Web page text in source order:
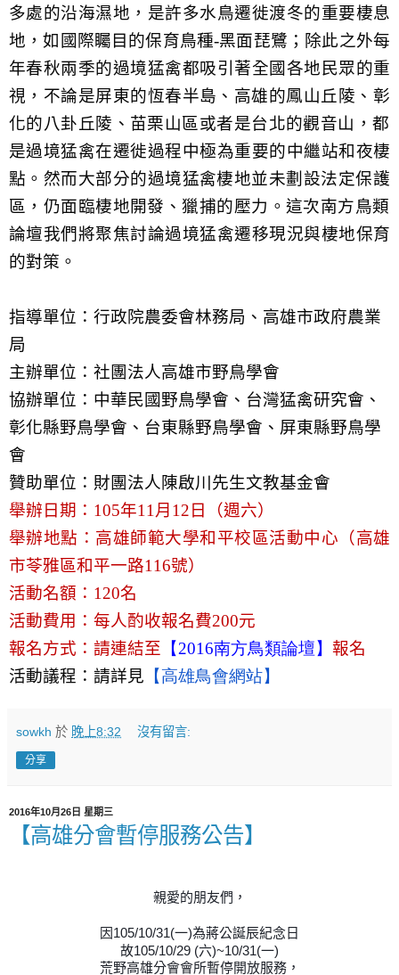
多處的沿海濕地，是許多水鳥遷徙渡冬的重要棲息
地，如國際矚目的保育鳥種-黑面琵鷺； 除此之外每
年春秋兩季的過境猛禽都吸引著全國各地民眾的重
視， 不論是屏東的恆春半島、高雄的鳳山丘陵、彰
化的八卦丘陵、 苗栗山區或者是台北的觀音山，都
是過境猛禽在遷徙過程中極為重要的中繼站和夜棲
點。 然而大部分的過境猛禽棲地並未劃設法定保護
區，仍面臨棲地開發、獵捕的壓力。 這次南方鳥類
論壇我們將聚焦討論過境猛禽遷移現況與棲地保育
的對策。
指導單位：行政院農委會林務局、高雄市政府農業
局
主辦單位：社團法人高雄市野鳥學會
協辦單位：中華民國野鳥學會、台灣猛禽研究會、
彰化縣野鳥學會、 台東縣野鳥學會、屏東縣野鳥學
會
贊助單位：財團法人陳啟川先生文教基金會
舉辦日期： 105年11 月 12 日（週六）
舉辦地點：高雄師範大學和平校區活動中心（高雄
市苓雅區和平一路116號）
活動名額： 120名
活動費用：每人酌收報名費200元
報名方式： 請連結至 【2016南方鳥類論壇】 報名
活動議程：請詳見 【高雄鳥會網站】
sowkh 於 晚上8:32 沒有留言:
分享
2016年10月26日 星期三
【高雄分會暫停服務公告】
親愛的朋友們，
因105/10/31(一)為蔣公誕辰紀念日
故105/10/29 (六)~10/31(一)
荒野高雄分會會所暫停開放服務，